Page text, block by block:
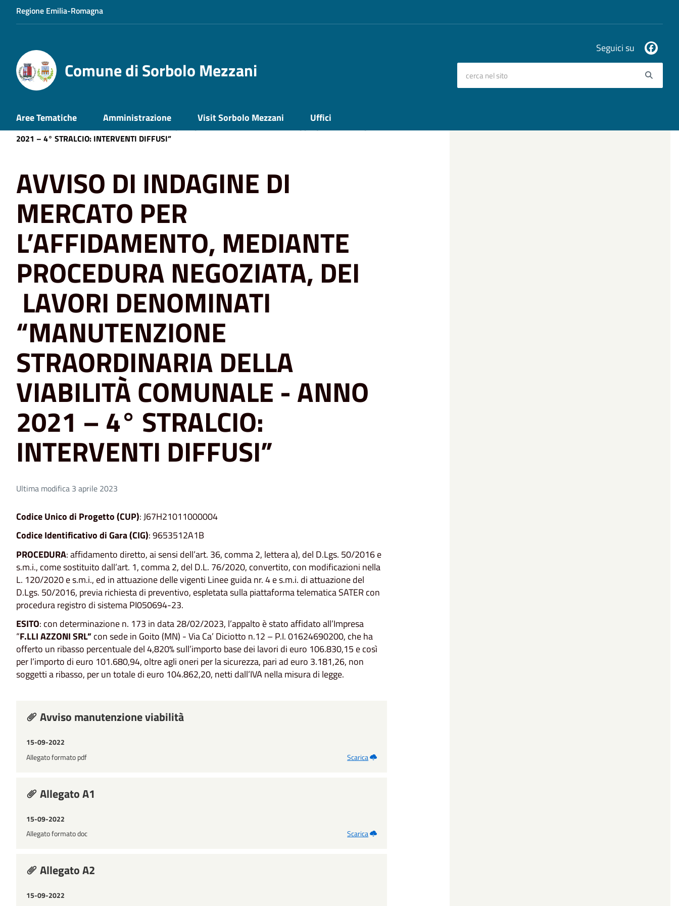
Regione Emilia-Romagna
Comune di Sorbolo Mezzani
Seguici su
Aree Tematiche Amministrazione Visit Sorbolo Mezzani Uffici
Home
AVVISO DI INDAGINE DI MERCATO PER L’AFFIDAMENTO, MEDIANTE PROCEDURA NEGOZIATA,
2021 – 4° STRALCIO: INTERVENTI DIFFUSI”
AVVISO DI INDAGINE DI
MERCATO PER
L’AFFIDAMENTO, MEDIANTE
PROCEDURA NEGOZIATA, DEI
LAVORI DENOMINATI
“MANUTENZIONE
STRAORDINARIA DELLA
VIABILITÀ COMUNALE - ANNO
2021 – 4° STRALCIO:
INTERVENTI DIFFUSI”
Ultima modifica 3 aprile 2023
Codice Unico di Progetto (CUP): J67H21011000004
Codice Identificativo di Gara (CIG): 9653512A1B
PROCEDURA: affidamento diretto, ai sensi dell’art. 36, comma 2, lettera a), del D.Lgs. 50/2016 e
s.m.i., come sostituito dall’art. 1, comma 2, del D.L. 76/2020, convertito, con modificazioni nella
L. 120/2020 e s.m.i., ed in attuazione delle vigenti Linee guida nr. 4 e s.m.i. di attuazione del
D.Lgs. 50/2016, previa richiesta di preventivo, espletata sulla piattaforma telematica SATER con
procedura registro di sistema PI050694-23.
ESITO: con determinazione n. 173 in data 28/02/2023, l’appalto è stato affidato all’Impresa
“F.LLI AZZONI SRL”con sede in Goito (MN) - Via Ca’ Diciotto n.12 – P.I. 01624690200, che ha
offerto un ribasso percentuale del 4,820% sull’importo base dei lavori di euro 106.830,15 e così
per l’importo di euro 101.680,94, oltre agli oneri per la sicurezza, pari ad euro 3.181,26, non
soggetti a ribasso, per un totale di euro 104.862,20, netti dall’IVA nella misura di legge.
Avviso manutenzione viabilità
15-09-2022
Allegato formato pdf
Scarica
Allegato A1
15-09-2022
Allegato formato doc
Scarica
Allegato A2
15-09-2022